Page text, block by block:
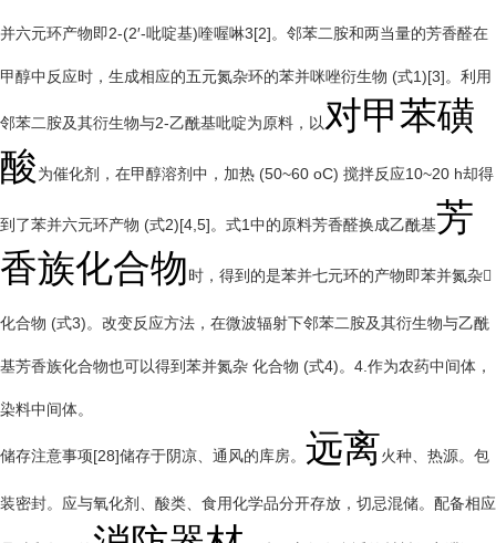
并六元环产物即2-(2′-吡啶基)喹喔啉3[2]。邻苯二胺和两当量的芳香醛在
甲醇中反应时，生成相应的五元氮杂环的苯并咪唑衍生物 (式1)[3]。利用
邻苯二胺及其衍生物与2-乙酰基吡啶为原料，以 对甲苯磺
酸为催化剂，在甲醇溶剂中，加热 (50~60 oC) 搅拌反应10~20 h却得
到了苯并六元环产物 (式2)[4,5]。式1中的原料芳香醛换成乙酰基芳
香族化合物时，得到的是苯并七元环的产物即苯并氮杂
化合物 (式3)。改变反应方法，在微波辐射下邻苯二胺及其衍生物与乙酰
基芳香族化合物也可以得到苯并氮杂 化合物 (式4)。4.作为农药中间体，
染料中间体。
储存注意事项[28]储存于阴凉、通风的库房。 远离火种、热源。包
装密封。应与氧化剂、酸类、食用化学品分开存放，切忌混储。配备相应